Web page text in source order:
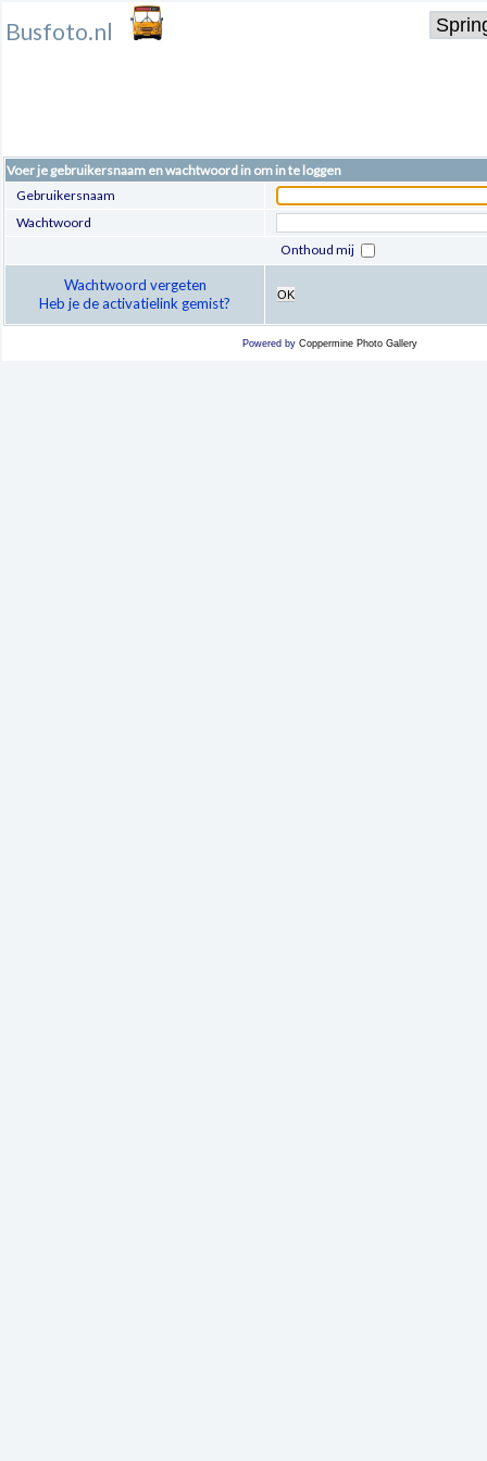
Busfoto.nl
Voer je gebruikersnaam en wachtwoord in om in te loggen
Gebruikersnaam
Wachtwoord
Onthoud mij
Wachtwoord vergeten
Heb je de activatielink gemist?
OK
Powered by Coppermine Photo Gallery